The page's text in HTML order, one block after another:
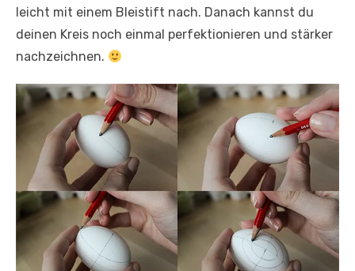
leicht mit einem Bleistift nach. Danach kannst du
deinen Kreis noch einmal perfektionieren und stärker
nachzeichnen.